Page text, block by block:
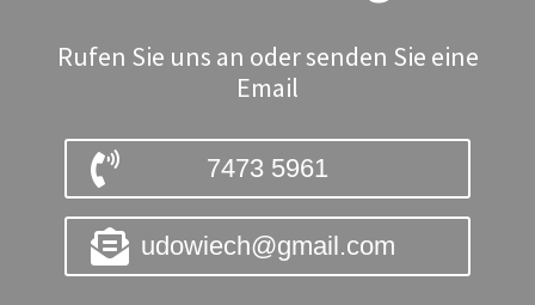
Rufen Sie uns an oder senden Sie eine
Email
7473 5961
udowiech@gmail.com